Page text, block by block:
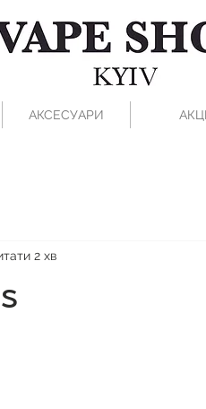
АКСЕСУАРИ
2 хв